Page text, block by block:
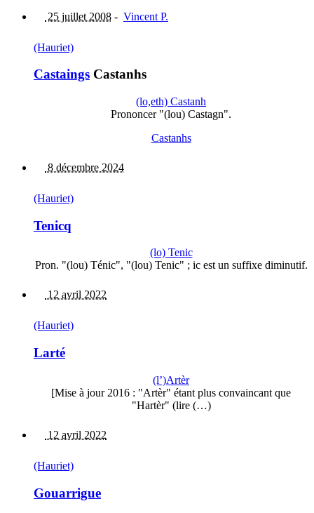
25 juillet 2008 - Vincent P.
(Hauriet)
Castaings Castanhs
(lo,eth) Castanh
Prononcer "(lou) Castagn".
Castanhs
8 décembre 2024
(Hauriet)
Tenicq
(lo) Tenic
Pron. "(lou) Ténic", "(lou) Tenic" ; ic est un suffixe diminutif.
12 avril 2022
(Hauriet)
Larté
(l’)Artèr
[Mise à jour 2016 : "Artèr" étant plus convaincant que
"Hartèr" (lire (…)
12 avril 2022
(Hauriet)
Gouarrigue